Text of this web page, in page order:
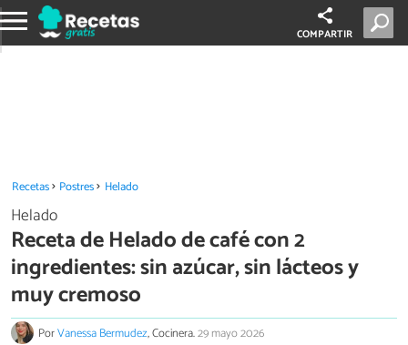
COMPARTIR
Recetas Postres Helado
Helado
Receta de Helado de café con 2
ingredientes: sin azúcar, sin lácteos y
muy cremoso
PorVanessa Bermudez, Cocinera.29 mayo 2026